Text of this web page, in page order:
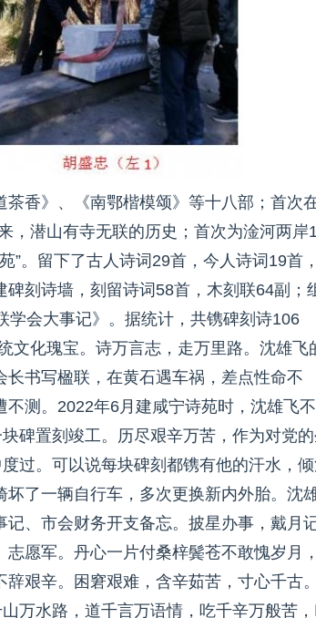
香》、《南鄂楷模颂》等十八部；首次
，潜山有寺无联的历史；首次为淦河两岸
”。留下了古人诗词29首，今人诗词19首，
刻诗墙，刻留诗词58首，木刻联64副；
学会大事记》。据统计，共镌碑刻诗106
文化瑰宝。诗万言志，走万里路。沈雄飞
书写楹联，在黄石遇车祸，差点性命不
测。2022年6月建咸宁诗苑时，沈雄飞不
碑置刻竣工。历尽艰辛万苦，作为对党的
过。可以说每块碑刻都镌有他的汗水，
了一辆自行车，多次更换新内外胎。沈
记、市会财务开支备忘。披星办事，戴月
愿军。丹心一片付桑梓鬓苍不敢愧岁月，
艰辛。困窘艰难，含辛茹苦，寸心千古。
万水路，道千言万语情，吃千辛万般苦